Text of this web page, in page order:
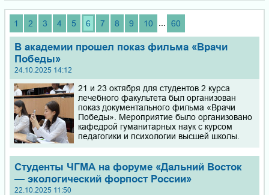
1 2 3 4 5 6 7 8 9 10 60
В академии прошел показ фильма «Врачи
Победы»
24.10.2025 14:12
21 и 23 октября для студентов 2 курса
лечебного факультета был организован
показ документального фильма «Врачи
Победы». Мероприятие было организовано
кафедрой гуманитарных наук с курсом
педагогики и психологии высшей школы.
Студенты ЧГМА на форуме «Дальний Восток
— экологический форпост России»
22.10.2025 11:50